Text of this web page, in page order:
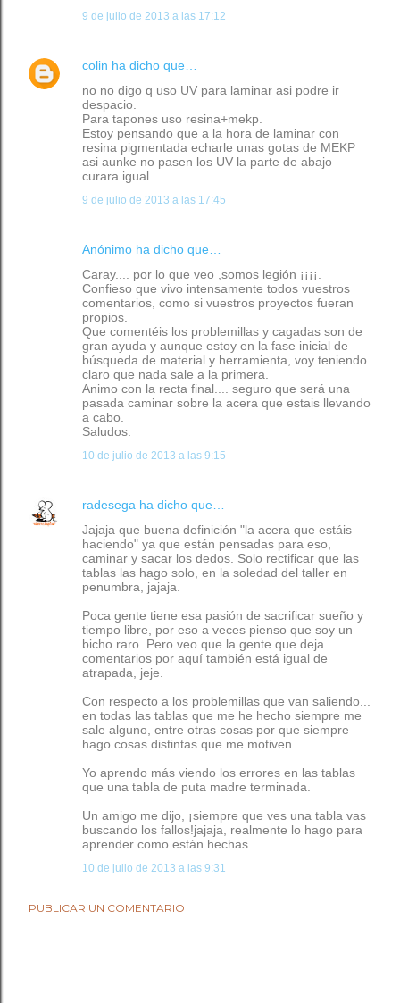
9 de julio de 2013 a las 17:12
colin ha dicho que…
no no digo q uso UV para laminar asi podre ir
despacio.
Para tapones uso resina+mekp.
Estoy pensando que a la hora de laminar con
resina pigmentada echarle unas gotas de MEKP
asi aunke no pasen los UV la parte de abajo
curara igual.
9 de julio de 2013 a las 17:45
Anónimo ha dicho que…
Caray.... por lo que veo ,somos legión ¡¡¡¡.
Confieso que vivo intensamente todos vuestros
comentarios, como si vuestros proyectos fueran
propios.
Que comentéis los problemillas y cagadas son de
gran ayuda y aunque estoy en la fase inicial de
búsqueda de material y herramienta, voy teniendo
claro que nada sale a la primera.
Animo con la recta final.... seguro que será una
pasada caminar sobre la acera que estais llevando
a cabo.
Saludos.
10 de julio de 2013 a las 9:15
radesega ha dicho que…
Jajaja que buena definición "la acera que estáis
haciendo" ya que están pensadas para eso,
caminar y sacar los dedos. Solo rectificar que las
tablas las hago solo, en la soledad del taller en
penumbra, jajaja.
Poca gente tiene esa pasión de sacrificar sueño y
tiempo libre, por eso a veces pienso que soy un
bicho raro. Pero veo que la gente que deja
comentarios por aquí también está igual de
atrapada, jeje.
Con respecto a los problemillas que van saliendo...
en todas las tablas que me he hecho siempre me
sale alguno, entre otras cosas por que siempre
hago cosas distintas que me motiven.
Yo aprendo más viendo los errores en las tablas
que una tabla de puta madre terminada.
Un amigo me dijo, ¡siempre que ves una tabla vas
buscando los fallos!jajaja, realmente lo hago para
aprender como están hechas.
10 de julio de 2013 a las 9:31
PUBLICAR UN COMENTARIO